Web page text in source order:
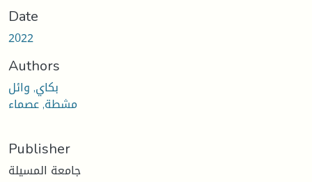
Date
2022
Authors
بكاي, وائل
مشطة, عصماء
Publisher
جامعة المسيلة